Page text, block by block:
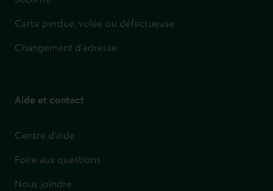
Carte perdue, volée ou défectueuse
Changement d'adresse
Aide et contact
Centre d'aide
Foire aux questions
Nous joindre